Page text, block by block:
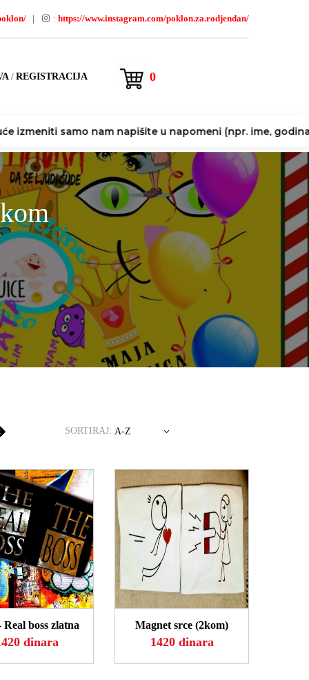
: https://www.instagram.com/poklon.za.rodjendan/
/ REGISTRACIJA 0
napišite u napomeni (npr. ime, godina) pri
SORTIRAJ: A-Z
Real boss zlatna
dinara
POGLEDAJ
Magnet srce (2kom)
1420 dinara